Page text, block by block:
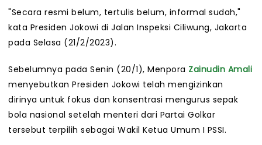
"Secara resmi belum, tertulis belum, informal sudah,"
kata Presiden Jokowi di Jalan Inspeksi Ciliwung, Jakarta
pada Selasa (21/2/2023).
Sebelumnya pada Senin (20/1), Menpora Zainudin Amali
menyebutkan Presiden Jokowi telah mengizinkan
dirinya untuk fokus dan konsentrasi mengurus sepak
bola nasional setelah menteri dari Partai Golkar
tersebut terpilih sebagai Wakil Ketua Umum I PSSI.